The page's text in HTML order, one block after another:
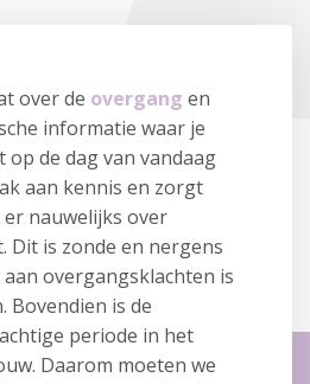
over de overgang en
informatie waar je
op de dag van vandaag
aan kennis en zorgt
nauwelijks over
Dit is zonde en nergens
overgangsklachten is
Bovendien is de
periode in het
Daarom moeten we